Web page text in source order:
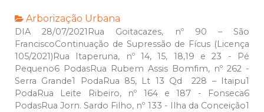
Arborização Urbana
DIA 28/07/2021Rua Goitacazes, nº 90 – São
FranciscoContinuação de Supressão de Fícus (Licença
105/2021)Rua Itaperuna, nº 14, 15, 18,19 e 23 - Pé
Pequeno6 PodasRua Rubem Assis Bomfim, nº 262 -
Serra Grande1 PodaRua 85, Lt 13 Qd 228 – Itaipu1
PodaRua Leite Ribeiro, nº 164 e 187 - Fonseca6
PodasRua Jorn. Sardo Filho, nº 133 - Ilha da Conceição1